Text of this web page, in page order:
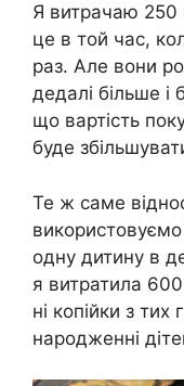
Я витрачаю 250
це в той час,
раз. Але вони
дедалі більше і
що вартість
буде
Те ж саме
використовуємо
одну дитину в
я витратила
ні копійки з
народженні